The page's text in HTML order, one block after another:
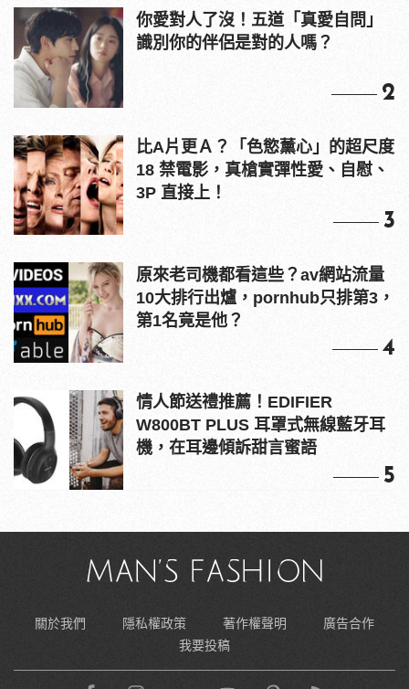
你愛對人了沒！五道「真愛自問」
識別你的伴侶是對的人嗎？
2
比A片更Ａ？「色慾薰心」的超尺度
18 禁電影，真槍實彈性愛、自慰、
3P 直接上！
3
原來老司機都看這些？av網站流量
10大排行出爐，pornhub只排第3，
第1名竟是他？
4
情人節送禮推薦！EDIFIER
W800BT PLUS 耳罩式無線藍牙耳
機，在耳邊傾訴甜言蜜語
5
關於我們 隱私權政策 著作權聲明
廣告合作
我要投稿